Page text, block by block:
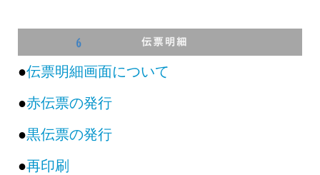
●伝票明細画面について
●赤伝票の発行
●黒伝票の発行
●再印刷